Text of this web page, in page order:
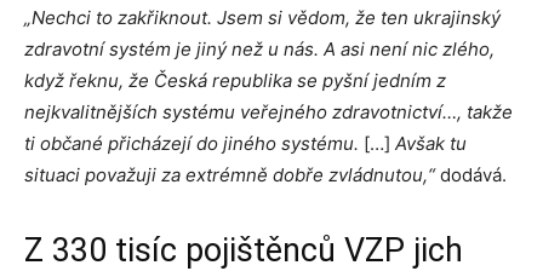
„Nechci to zakřiknout. Jsem si vědom, že ten ukrajinský
zdravotní systém je jiný než u nás. A asi není nic zlého,
když řeknu, že Česká republika se pyšní jedním z
nejkvalitnějších systému veřejného zdravotnictví…, takže
ti občané přicházejí do jiného systému. […] Avšak tu
situaci považuji za extrémně dobře zvládnutou,“dodává.
Z 330 tisíc pojištěnců VZP jich